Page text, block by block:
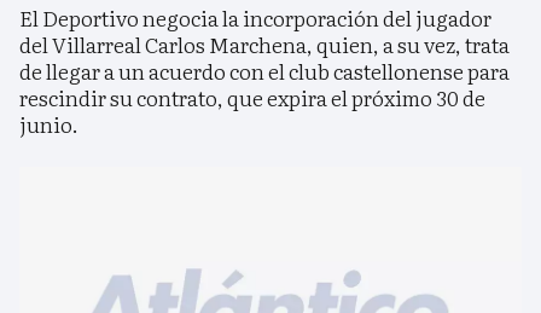
El Deportivo negocia la incorporación del jugador
del Villarreal Carlos Marchena, quien, a su vez, trata
de llegar a un acuerdo con el club castellonense para
rescindir su contrato, que expira el próximo 30 de
junio.